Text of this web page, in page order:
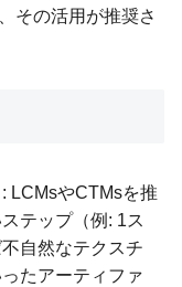
その活用が推奨さ
: LCMsやCTMsを推
テップ（例: 1ス
自然なテクスチ
たアーティファ